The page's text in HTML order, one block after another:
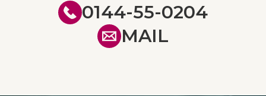
0144-55-0204
MAIL